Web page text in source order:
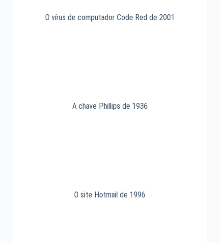
O vírus de computador Code Red de 2001
A chave Phillips de 1936
O site Hotmail de 1996